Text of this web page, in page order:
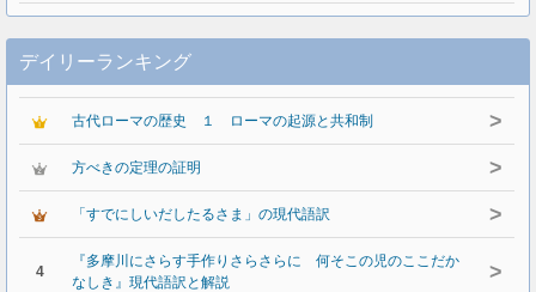
デイリーランキング
古代ローマの歴史 １ ローマの起源と共和制 >
方べきの定理の証明 >
「すでにしいだしたるさま」の現代語訳 >
4
『多摩川にさらす手作りさらさらに 何そこの児のここだか
なしき』現代語訳と解説
>